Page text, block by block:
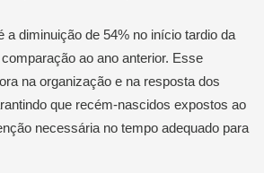
a diminuição de 54% no início tardio da
ao ano anterior. Esse
na organização e na resposta dos
que recém-nascidos expostos ao
necessária no tempo adequado para